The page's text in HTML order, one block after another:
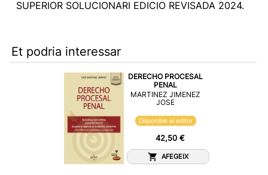
SUPERIOR SOLUCIONARI EDICIO REVISADA 2024.
Et podria interessar
DERECHO PROCESAL
PENAL
MARTINEZ JIMENEZ
JOSE
Disponible al editor
42,50 €
AFEGEIX